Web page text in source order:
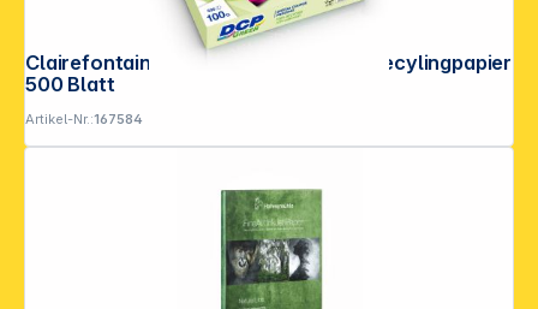
Clairefontaine DCP Green 100 g A 4 Recylingpapier
500 Blatt
Artikel-Nr.:167584